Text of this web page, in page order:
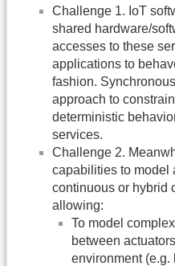
Challenge 1. IoT
shared hardware/
accesses to these
applications to
fashion.
approach to
deterministic
services.
Challenge 2.
capabilities to model
continuous or hybrid
allowing:
To model
between
environment (e.g.